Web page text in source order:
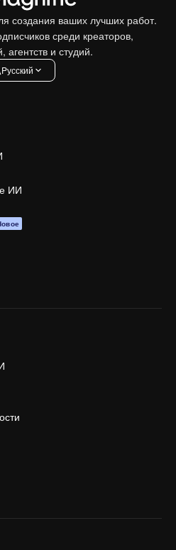
создания ваших лучших работ.
среди креаторов,
агентств и студий.
Pусский
ИИ